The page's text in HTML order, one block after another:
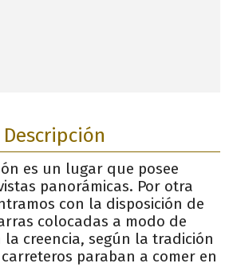
Descripción
es un lugar que posee
panorámicas. Por otra
con la disposición de
colocadas a modo de
la creencia, según la tradición
paraban a comer en